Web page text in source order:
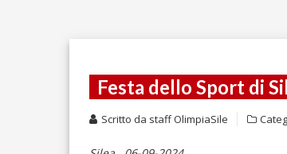
Festa dello Sport di
Scritto da staff OlimpiaSile